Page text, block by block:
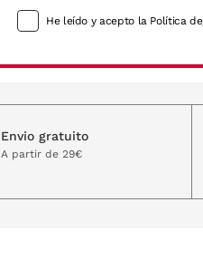
He leído y acepto la Política de
Envio gratuito
A partir de 29€